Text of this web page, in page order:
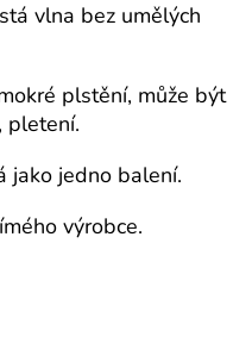
vlna bez umělých
plstění, může být
pletení.
jako jedno balení.
výrobce.